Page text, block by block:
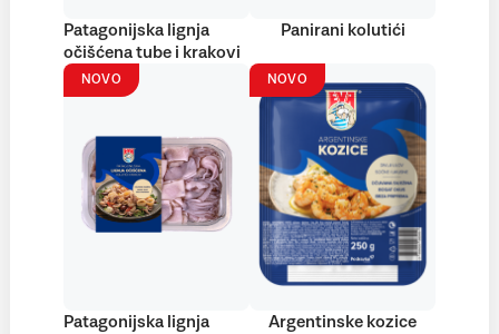
Patagonijska lignja
očišćena tube i krakovi
Panirani kolutići
NOVO
Patagonijska lignja
NOVO
Argentinske kozice